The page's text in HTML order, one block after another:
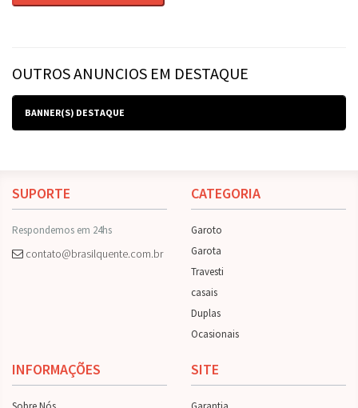
OUTROS ANUNCIOS EM DESTAQUE
BANNER(S) DESTAQUE
SUPORTE
Respondemos em 24hs
contato@brasilquente.com.br
CATEGORIA
Garoto
Garota
Travesti
casais
Duplas
Ocasionais
INFORMAÇÕES SITE